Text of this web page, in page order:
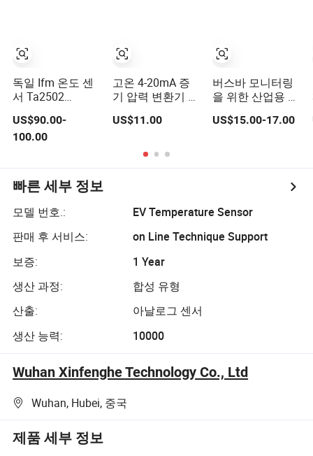
독일 Ifm 온도 센
서 Ta2502
Ta2531 Ta2115
Ta2511 Ta3115
US$90.00-
100.00
고온 4-20mA 증
기 압력 변환기 온
러용, 3 전선
US$11.00
버스바 모니터링
을 위한 산업용 무
433MHz &
US$15.00-17.00
빠른 세부 정보
모델 번호.:
EV Temperature Sensor
판매 후 서비스:
on Line Technique Support
보증:
1 Year
생산 과정:
합성 유형
산출:
아날로그 센서
생산 능력:
10000
Wuhan Xinfenghe Technology Co., Ltd
Wuhan, Hubei, 중국
제품 세부 정보